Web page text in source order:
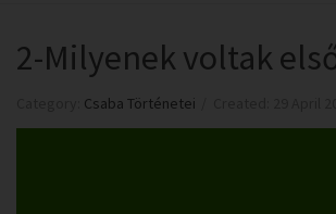
2-Milyenek voltak
Csaba Történetei